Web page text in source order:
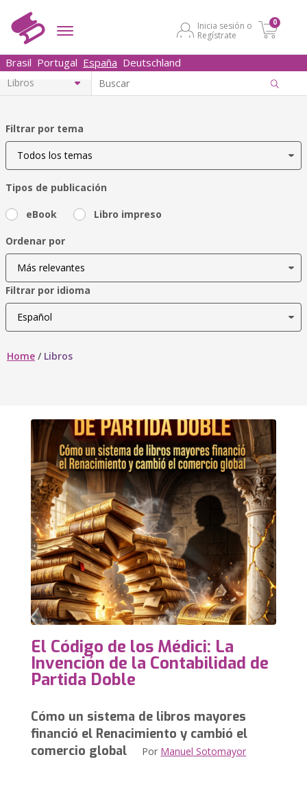
Inicia sesión o
Regístrate
0
Brasil Portugal España Deutschland
Filtrar por tema
Tipos de publicación
eBook Libro impreso
Ordenar por
Filtrar por idioma
Home / Libros
El Código de los Médici: La
Invención de la Contabilidad de
Partida Doble
Cómo un sistema de libros mayores
financió el Renacimiento y cambió el
comercio global Por Manuel Sotomayor